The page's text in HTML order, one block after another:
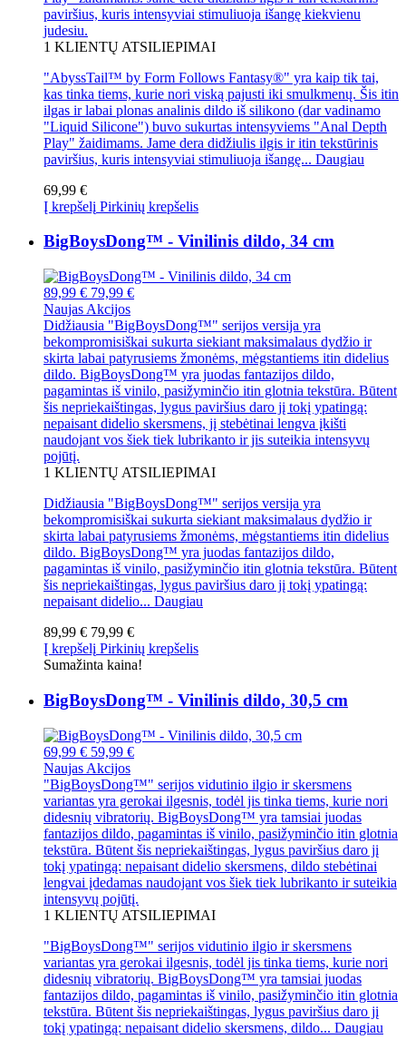
paviršius, kuris intensyviai stimuliuoja išangę kiekvienu
judesiu.
1 KLIENTŲ ATSILIEPIMAI
"AbyssTail™ by Form Follows Fantasy®" yra kaip tik tai,
kas tinka tiems, kurie nori viską pajusti iki smulkmenų. Šis itin
ilgas ir labai plonas analinis dildo iš silikono (dar vadinamo
"Liquid Silicone") buvo sukurtas intensyviems "Anal Depth
Play" žaidimams. Jame dera didžiulis ilgis ir itin tekstūrinis
paviršius, kuris intensyviai stimuliuoja išangę... Daugiau
69,99 €
Į krepšelį Pirkinių krepšelis
BigBoysDong™ - Vinilinis dildo, 34 cm
89,99 € 79,99 €
Naujas Akcijos
Didžiausia "BigBoysDong™" serijos versija yra
bekompromisiškai sukurta siekiant maksimalaus dydžio ir
skirta labai patyrusiems žmonėms, mėgstantiems itin didelius
dildo. BigBoysDong™ yra juodas fantazijos dildo,
pagamintas iš vinilo, pasižyminčio itin glotnia tekstūra. Būtent
šis nepriekaištingas, lygus paviršius daro jį tokį ypatingą:
nepaisant didelio skersmens, jį stebėtinai lengva įkišti
naudojant vos šiek tiek lubrikanto ir jis suteikia intensyvų
pojūtį.
1 KLIENTŲ ATSILIEPIMAI
Didžiausia "BigBoysDong™" serijos versija yra
bekompromisiškai sukurta siekiant maksimalaus dydžio ir
skirta labai patyrusiems žmonėms, mėgstantiems itin didelius
dildo. BigBoysDong™ yra juodas fantazijos dildo,
pagamintas iš vinilo, pasižyminčio itin glotnia tekstūra. Būtent
šis nepriekaištingas, lygus paviršius daro jį tokį ypatingą:
nepaisant didelio... Daugiau
89,99 € 79,99 €
Į krepšelį Pirkinių krepšelis
Sumažinta kaina!
BigBoysDong™ - Vinilinis dildo, 30,5 cm
69,99 € 59,99 €
Naujas Akcijos
"BigBoysDong™" serijos vidutinio ilgio ir skersmens
variantas yra gerokai ilgesnis, todėl jis tinka tiems, kurie nori
didesnių vibratorių. BigBoysDong™ yra tamsiai juodas
fantazijos dildo, pagamintas iš vinilo, pasižyminčio itin glotnia
tekstūra. Būtent šis nepriekaištingas, lygus paviršius daro jį
tokį ypatingą: nepaisant didelio skersmens, dildo stebėtinai
lengvai įdedamas naudojant vos šiek tiek lubrikanto ir suteikia
intensyvų pojūtį.
1 KLIENTŲ ATSILIEPIMAI
"BigBoysDong™" serijos vidutinio ilgio ir skersmens
variantas yra gerokai ilgesnis, todėl jis tinka tiems, kurie nori
didesnių vibratorių. BigBoysDong™ yra tamsiai juodas
fantazijos dildo, pagamintas iš vinilo, pasižyminčio itin glotnia
tekstūra. Būtent šis nepriekaištingas, lygus paviršius daro jį
tokį ypatingą: nepaisant didelio skersmens, dildo... Daugiau